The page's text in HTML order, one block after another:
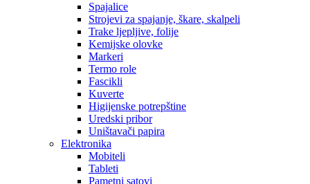
Spajalice
Strojevi za spajanje, škare, skalpeli
Trake ljepljive, folije
Kemijske olovke
Markeri
Termo role
Fascikli
Kuverte
Higijenske potrepštine
Uredski pribor
Uništavači papira
Elektronika
Mobiteli
Tableti
Pametni satovi